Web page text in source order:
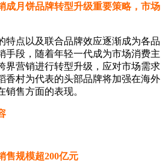
成月饼品牌转型升级重要策略，市场
点以及联合品牌效应逐渐成为各品
手段，随着年轻一代成为市场消费主
界营销进行转型升级，应对市场需求
香村为代表的头部品牌将加强在海外
售方面的表现。
规模超200亿元